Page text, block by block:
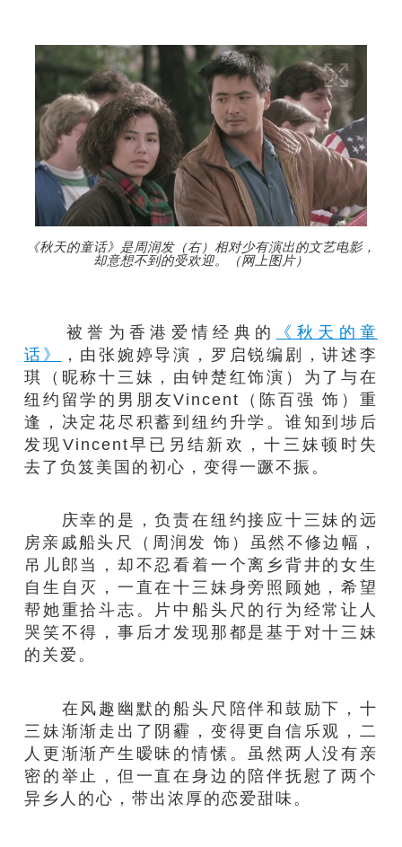
《秋天的童话》是周润发（右）相对少有演出的文艺电影，
却意想不到的受欢迎。（网上图片）
被誉为香港爱情经典的
《秋天的童
话》
，由张婉婷导演，罗启锐编剧，讲述李
琪（昵称十三妹，由钟楚红饰演）为了与在
纽约留学的男朋友Vincent（陈百强 饰）重
逢，决定花尽积蓄到纽约升学。谁知到埗后
发现Vincent早已另结新欢，十三妹顿时失
去了负笈美国的初心，变得一蹶不振。
庆幸的是，负责在纽约接应十三妹的远
房亲戚船头尺（周润发 饰）虽然不修边幅，
吊儿郎当，却不忍看着一个离乡背井的女生
自生自灭，一直在十三妹身旁照顾她，希望
帮她重拾斗志。片中船头尺的行为经常让人
哭笑不得，事后才发现那都是基于对十三妹
的关爱。
在风趣幽默的船头尺陪伴和鼓励下，十
三妹渐渐走出了阴霾，变得更自信乐观，二
人更渐渐产生暧昧的情愫。虽然两人没有亲
密的举止，但一直在身边的陪伴抚慰了两个
异乡人的心，带出浓厚的恋爱甜味。